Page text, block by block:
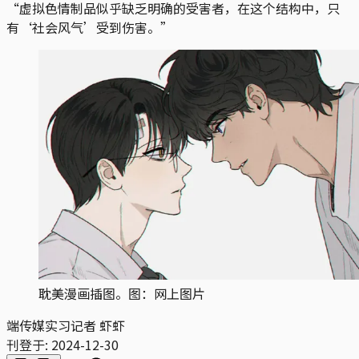
“虚拟色情制品似乎缺乏明确的受害者，在这个结构中，只
有‘社会风气’受到伤害。”
耽美漫画插图。图：网上图片
端传媒实习记者 虾虾
刊登于: 2024-12-30